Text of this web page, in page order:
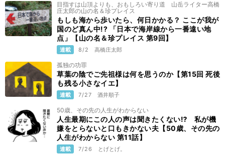
目指すは山頂よりも、おもしろい寄り道 山岳ライター高橋
庄太郎の山の名＆珍プレイス
もしも海から歩いたら、何日かかる？ ここが我が
国のど真ん中!? 「日本で海岸線から一番遠い地
点」【山の名＆珍プレイス 第9回】
連載 8/2 高橋庄太郎
孤独の功罪
草葉の陰でご先祖様は何を思うのか【第15回 死後
も残る小さなイエ】
連載 7/27 酒井順子
50歳、その先の人生がわからない
人生最期にこの人の声は聞きたくない⁉ 私が機
嫌をとらないと口もきかない夫【50歳、その先の
人生がわからない 第11話】
連載 7/26 とげとげ。